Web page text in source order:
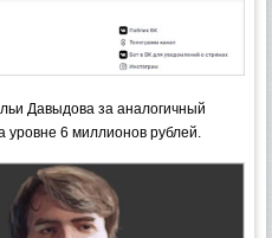
Давыдова за аналогичный
уровне 6 миллионов рублей.